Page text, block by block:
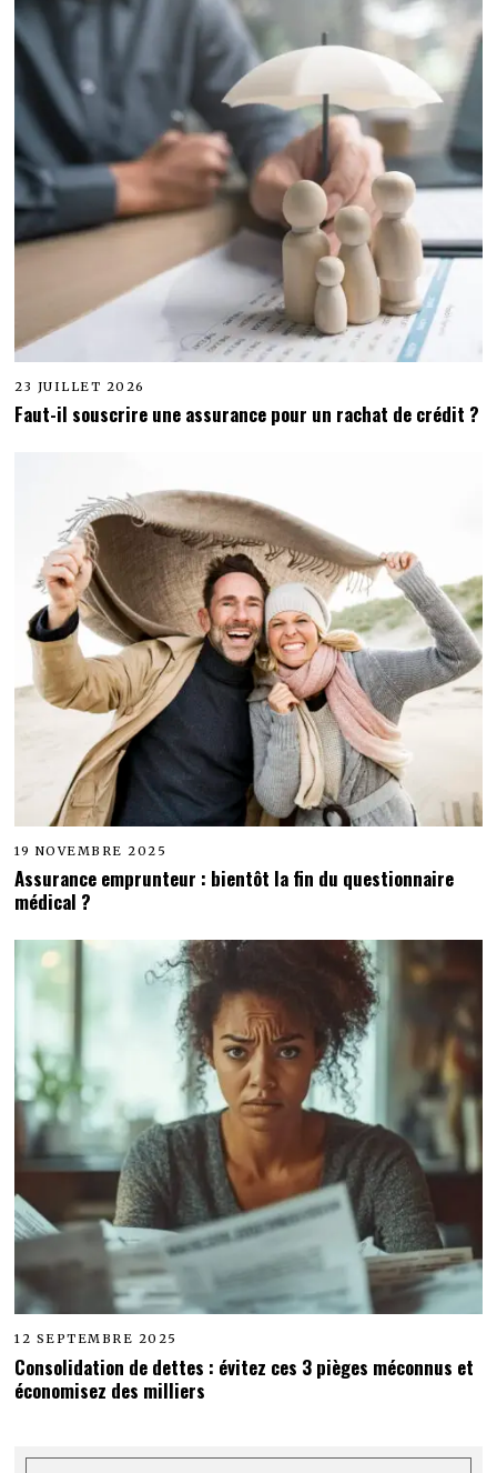
23 JUILLET 2026
Faut-il souscrire une assurance pour un rachat de crédit ?
19 NOVEMBRE 2025
Assurance emprunteur : bientôt la fin du questionnaire
médical ?
12 SEPTEMBRE 2025
Consolidation de dettes : évitez ces 3 pièges méconnus et
économisez des milliers